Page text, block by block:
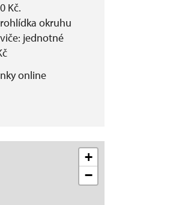
Kč.
okruhu
jednotné
online
+
−